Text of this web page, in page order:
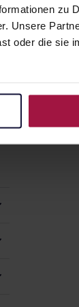
zu
Unsere
oder die sie